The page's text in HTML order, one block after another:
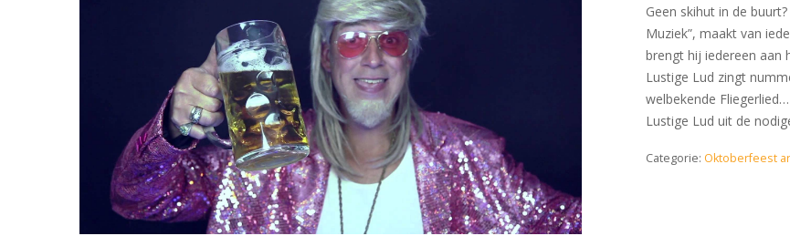
Geen skihut in de
Muziek”, maakt van
brengt hij iedereen aan
Lustige Lud zingt
welbekende
Lustige Lud uit de
Categorie: Oktoberfeest